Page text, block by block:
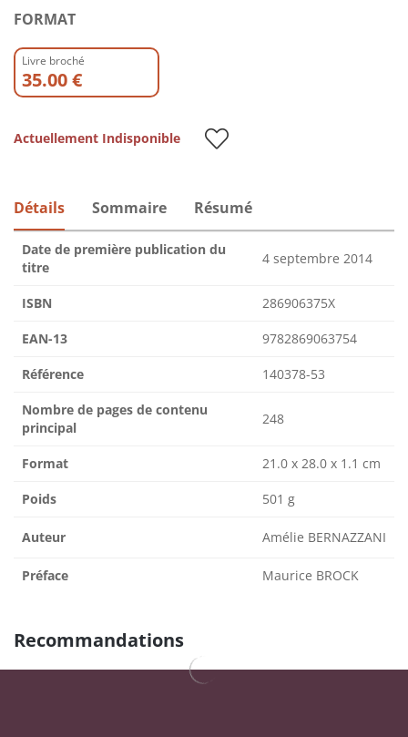
FORMAT
Livre broché
35.00 €
Actuellement Indisponible
Détails Sommaire Résumé
Date de première publication du
titre
4 septembre 2014
ISBN 286906375X
EAN-13 9782869063754
Référence 140378-53
Nombre de pages de contenu
principal
248
Format 21.0 x 28.0 x 1.1 cm
Poids 501 g
Auteur Amélie BERNAZZANI
Préface Maurice BROCK
Recommandations